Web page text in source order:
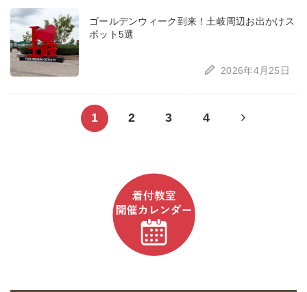
ゴールデンウィーク到来！土岐周辺お出かけス
ポット5選
2026年4月25日
1 2 3 4
Next